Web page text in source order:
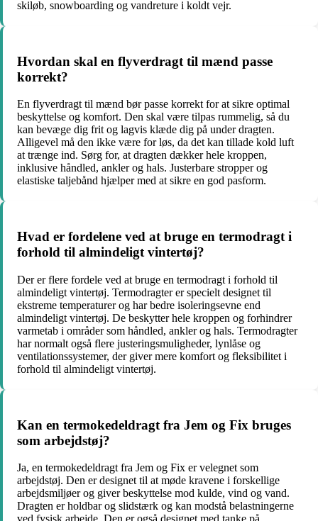
skiløb, snowboarding og vandreture i koldt vejr.
Hvordan skal en flyverdragt til mænd passe
korrekt?
En flyverdragt til mænd bør passe korrekt for at sikre optimal
beskyttelse og komfort. Den skal være tilpas rummelig, så du
kan bevæge dig frit og lagvis klæde dig på under dragten.
Alligevel må den ikke være for løs, da det kan tillade kold luft
at trænge ind. Sørg for, at dragten dækker hele kroppen,
inklusive håndled, ankler og hals. Justerbare stropper og
elastiske taljebånd hjælper med at sikre en god pasform.
Hvad er fordelene ved at bruge en termodragt i
forhold til almindeligt vintertøj?
Der er flere fordele ved at bruge en termodragt i forhold til
almindeligt vintertøj. Termodragter er specielt designet til
ekstreme temperaturer og har bedre isoleringsevne end
almindeligt vintertøj. De beskytter hele kroppen og forhindrer
varmetab i områder som håndled, ankler og hals. Termodragter
har normalt også flere justeringsmuligheder, lynlåse og
ventilationssystemer, der giver mere komfort og fleksibilitet i
forhold til almindeligt vintertøj.
Kan en termokedeldragt fra Jem og Fix bruges
som arbejdstøj?
Ja, en termokedeldragt fra Jem og Fix er velegnet som
arbejdstøj. Den er designet til at møde kravene i forskellige
arbejdsmiljøer og giver beskyttelse mod kulde, vind og vand.
Dragten er holdbar og slidstærk og kan modstå belastningerne